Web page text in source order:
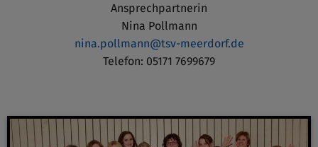
Ansprechpartnerin
Nina Pollmann
nina.pollmann@tsv-meerdorf.de
Telefon: 05171 7699679